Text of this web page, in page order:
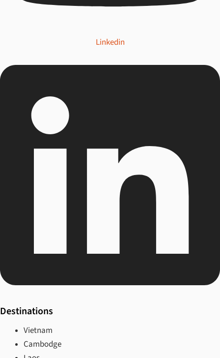
Linkedin
Destinations
Vietnam
Cambodge